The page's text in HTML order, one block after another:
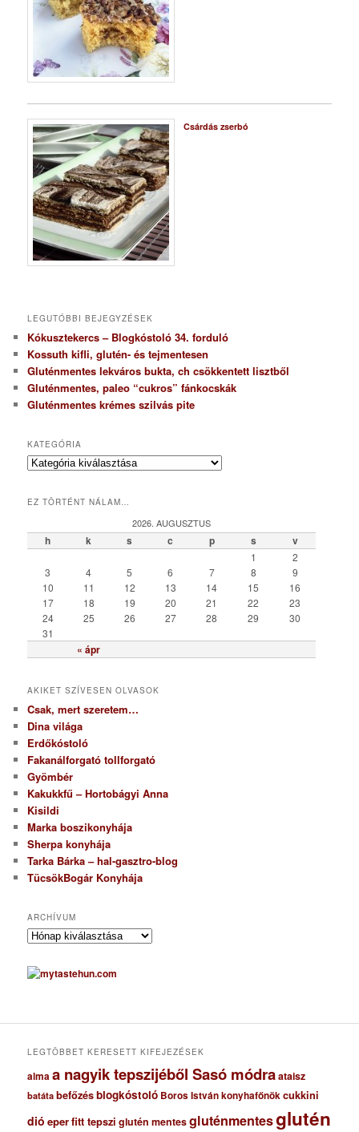
Csárdás zserbó
LEGUTÓBBI BEJEGYZÉSEK
Kókusztekercs – Blogkóstoló 34. forduló
Kossuth kifli, glutén- és tejmentesen
Gluténmentes lekváros bukta, ch csökkentett lisztből
Gluténmentes, paleo “cukros” fánkocskák
Gluténmentes krémes szilvás pite
KATEGÓRIA
K
e
r
EZ TÖRTÉNT NÁLAM…
2026. AUGUSZTUS
h k s c p s v
« ápr
1
2
3
4 5 6 7 8
9
10
11 12 13 14 15
16
17
18 19 20 21 22
23
24
25 26 27 28 29
30
31
AKIKET SZÍVESEN OLVASOK
Csak, mert szeretem…
Dina világa
Erdőkóstoló
Fakanálforgató tollforgató
Gyömbér
Kakukkfű – Hortobágyi Anna
Kisildi
Marka boszikonyhája
Sherpa konyhája
Tarka Bárka – hal-gasztro-blog
TücsökBogár Konyhája
ARCHÍVUM
A
c
h
u
LEGTÖBBET KERESETT KIFEJEZÉSEK
almaa nagyik tepszijéből Sasó módraataisz
batáta befőzésblogkóstoló Boros István konyhafőnökcukkini
dió eperfitt tepszi glutén mentesgluténmentesglutén